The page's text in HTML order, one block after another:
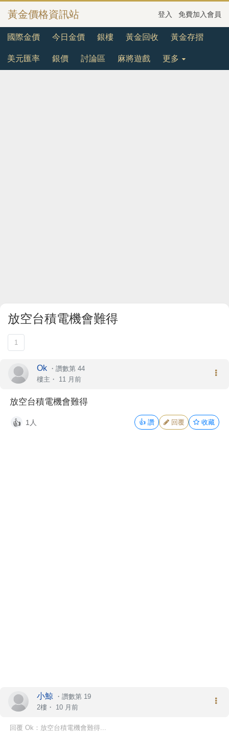
黃金價格資訊站 登入 免費加入會員
國際金價 今日金價 銀樓 黃金回收 黃金存摺
美元匯率 銀價 討論區 麻將遊戲 更多
放空台積電機會難得
1
Ok ・ 讚數第 44
樓主 ・ 11 月前
放空台積電機會難得
👍 1人 👍 讚 回覆 收藏
小鯨 ・ 讚數第 19
2樓・ 10 月前
回覆 Ok：放空台積電機會難得...